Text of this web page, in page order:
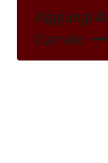
Aggiungi Al
Carrello